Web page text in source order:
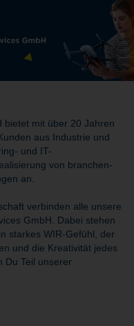
bietet mit über 20 Jahren
aus Industrie und
und IT-
von branchen-
an.
verbinden alle unsere
GmbH. Dabei stehen
starkes WIR-Gefühl, der
und die Kreativität jedes
Du Teil unserer